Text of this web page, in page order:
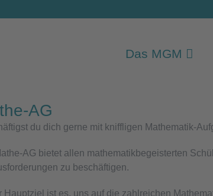
Das MGM
AG
du dich gerne mit kniffligen Mathematik-
AG bietet allen mathematikbegeisterten
zu beschäftigen.
Hauptziel ist es, uns auf die zahlreichen